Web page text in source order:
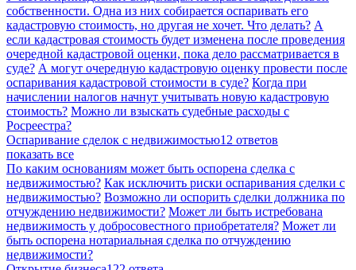
собственности. Одна из них собирается оспаривать его
кадастровую стоимость, но другая не хочет. Что делать? А
если кадастровая стоимость будет изменена после проведения
очередной кадастровой оценки, пока дело рассматривается в
суде? А могут очередную кадастровую оценку провести после
оспаривания кадастровой стоимости в суде? Когда при
начислении налогов начнут учитывать новую кадастровую
стоимость? Можно ли взыскать судебные расходы с
Росреестра?
Оспаривание сделок с недвижимостью12 ответов
показать все
По каким основаниям может быть оспорена сделка с
недвижимостью? Как исключить риски оспаривания сделки с
недвижимостью? Возможно ли оспорить сделки должника по
отчуждению недвижимости? Может ли быть истребована
недвижимость у добросовестного приобретателя? Может ли
быть оспорена нотариальная сделка по отчуждению
недвижимости?